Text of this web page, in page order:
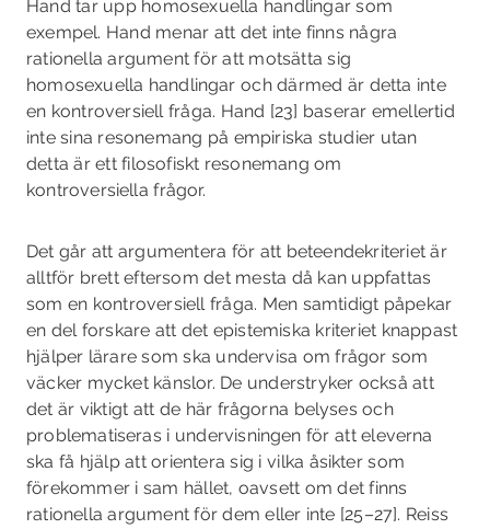
Hand tar upp homosexuella handlingar som
exempel. Hand menar att det inte finns några
rationella argument för att motsätta sig
homosexuella handlingar och därmed är detta inte
en kontroversiell fråga. Hand [23] baserar emellertid
inte sina resonemang på empiriska studier utan
detta är ett filosofiskt resonemang om
kontroversiella frågor.
Det går att argumentera för att beteendekriteriet är
alltför brett eftersom det mesta då kan uppfattas
som en kontroversiell fråga. Men samtidigt påpekar
en del forskare att det epistemiska kriteriet knappast
hjälper lärare som ska undervisa om frågor som
väcker mycket känslor. De understryker också att
det är viktigt att de här frågorna belyses och
problematiseras i undervisningen för att eleverna
ska få hjälp att orientera sig i vilka åsikter som
förekommer i sam­ hället, oavsett om det finns
rationella argument för dem eller inte [25–27]. Reiss